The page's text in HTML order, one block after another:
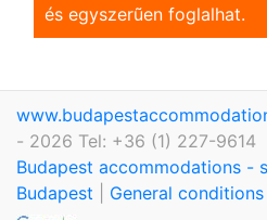
és egyszerũen foglalhat.
- 2026 Tel: +36 (1) 227-9614
Budapest accommodations -
Budapest
General